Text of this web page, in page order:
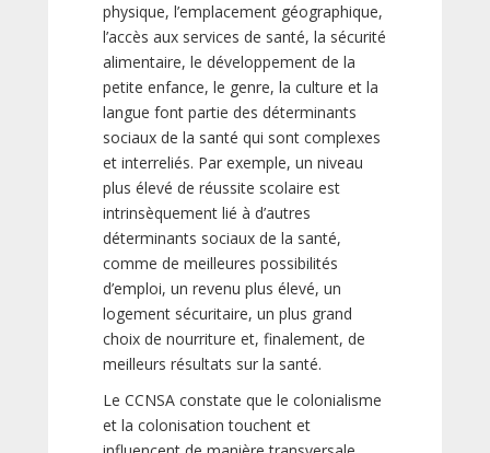
physique, l’emplacement géographique,
l’accès aux services de santé, la sécurité
alimentaire, le développement de la
petite enfance, le genre, la culture et la
langue font partie des déterminants
sociaux de la santé qui sont complexes
et interreliés. Par exemple, un niveau
plus élevé de réussite scolaire est
intrinsèquement lié à d’autres
déterminants sociaux de la santé,
comme de meilleures possibilités
d’emploi, un revenu plus élevé, un
logement sécuritaire, un plus grand
choix de nourriture et, finalement, de
meilleurs résultats sur la santé.
Le CCNSA constate que le colonialisme
et la colonisation touchent et